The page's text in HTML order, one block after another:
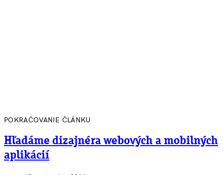
POKRAČOVANIE ČLÁNKU
Hľadáme dizajnéra webových a mobilných
aplikácií